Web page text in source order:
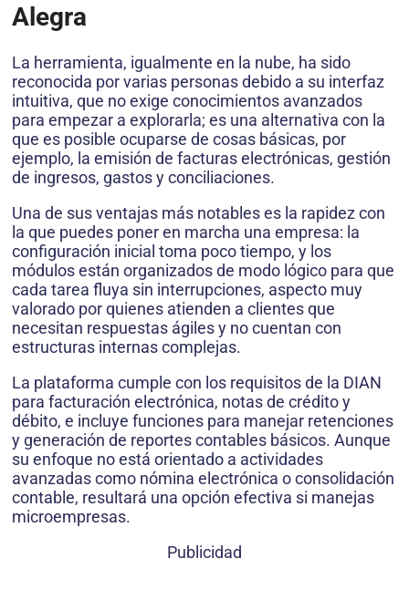
Alegra
La herramienta, igualmente en la nube, ha sido
reconocida por varias personas debido a su interfaz
intuitiva, que no exige conocimientos avanzados
para empezar a explorarla; es una alternativa con la
que es posible ocuparse de cosas básicas, por
ejemplo, la emisión de facturas electrónicas, gestión
de ingresos, gastos y conciliaciones.
Una de sus ventajas más notables es la rapidez con
la que puedes poner en marcha una empresa: la
configuración inicial toma poco tiempo, y los
módulos están organizados de modo lógico para que
cada tarea fluya sin interrupciones, aspecto muy
valorado por quienes atienden a clientes que
necesitan respuestas ágiles y no cuentan con
estructuras internas complejas.
La plataforma cumple con los requisitos de la DIAN
para facturación electrónica, notas de crédito y
débito, e incluye funciones para manejar retenciones
y generación de reportes contables básicos. Aunque
su enfoque no está orientado a actividades
avanzadas como nómina electrónica o consolidación
contable, resultará una opción efectiva si manejas
microempresas.
Publicidad